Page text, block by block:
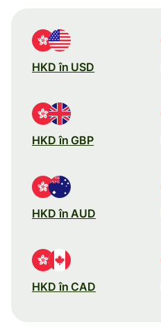
HKD în USD
HKD în GBP
HKD în AUD
HKD în CAD